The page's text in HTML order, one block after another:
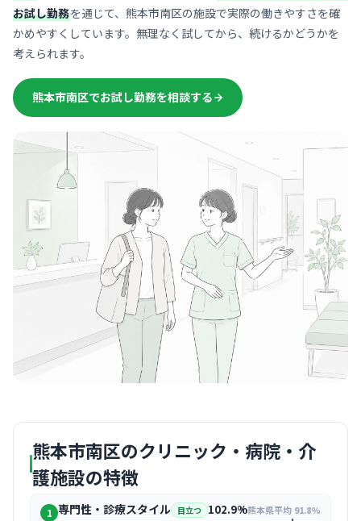
お試し勤務を通じて、熊本市南区の施設で実際の働きやすさを確
かめやすくしています。無理なく試してから、続けるかどうかを
考えられます。
熊本市南区でお試し勤務を相談する
熊本市南区のクリニック・病院・介
護施設の特徴
1 専門性・診療スタイル 目立つ 102.9%熊本県平均 91.8%